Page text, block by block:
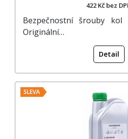
422 Kč bez
Bezpečnostní šrouby kol
Originální…
Detail
SLEVA